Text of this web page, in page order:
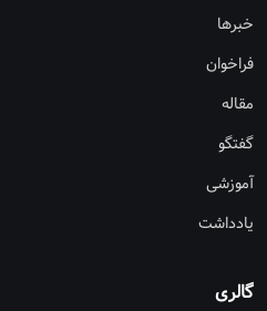
خبرها
فراخوان
مقاله
گفتگو
آموزشی
یادداشت
گالری